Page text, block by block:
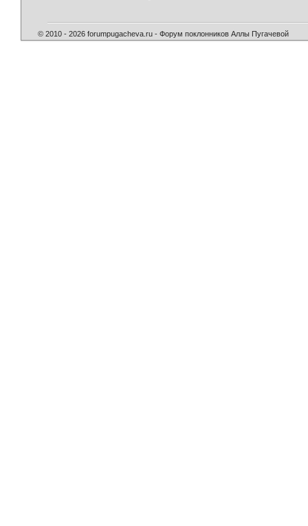
© 2010 - 2026 forumpugacheva.ru - Форум поклонников Аллы Пугачевой